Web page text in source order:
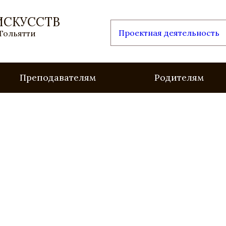
Проектная деятельность
Преподавателям Родителям